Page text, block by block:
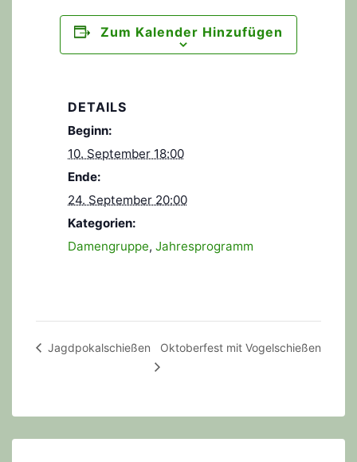
Zum Kalender Hinzufügen
DETAILS
Beginn:
10. September 18:00
Ende:
24. September 20:00
Kategorien:
Damengruppe, Jahresprogramm
Jagdpokalschießen Oktoberfest mit Vogelschießen